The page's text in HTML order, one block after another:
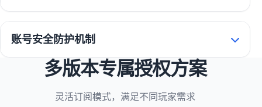
账号安全防护机制
多版本专属授权方案
灵活订阅模式，满足不同玩家需求